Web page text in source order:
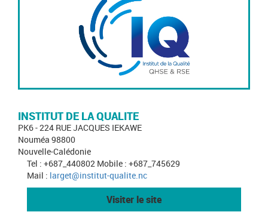
INSTITUT DE LA QUALITE
PK6 - 224 RUE JACQUES IEKAWE
Nouméa 98800
Nouvelle-Calédonie
Tel : +687_440802 Mobile : +687_745629
Mail : larget@institut-qualite.nc
Visiter le site